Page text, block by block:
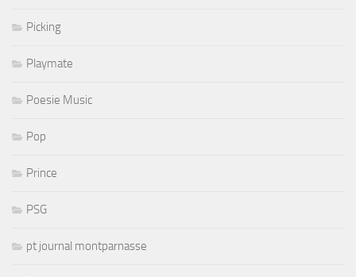
Picking
Playmate
Poesie Music
Pop
Prince
PSG
pt journal montparnasse